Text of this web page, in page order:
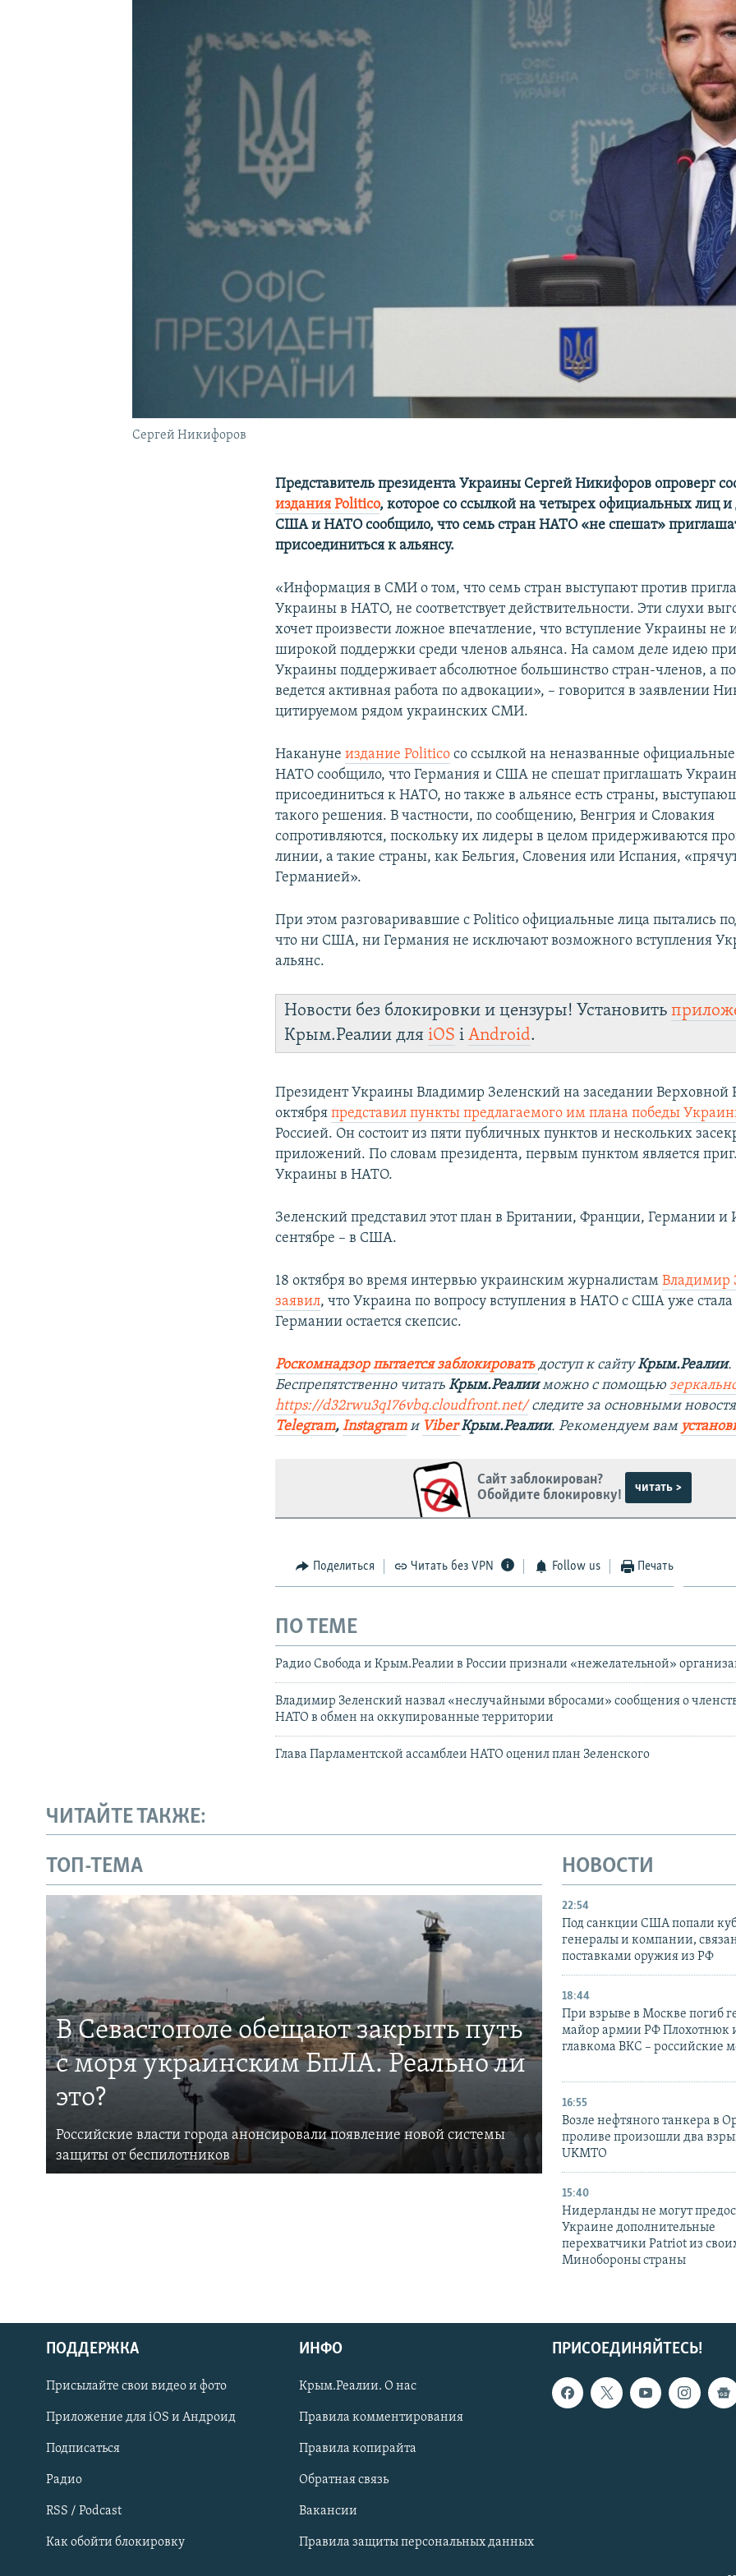
Українською
Qırımtatar
ПРИСОЕДИНЯЙТЕСЬ!
Сергей Никифоров
Представитель президента Украины Сергей Никифоров опроверг
издания Politico, которое со ссылкой на четырех официальных лиц
США и НАТО сообщило, что семь стран НАТО «не спешат»
присоединиться к альянсу.
«Информация в СМИ о том, что семь стран выступают против
Украины в НАТО, не соответствует действительности. Эти слухи
хочет произвести ложное впечатление, что вступление Украины не
широкой поддержки среди членов альянса. На самом деле идею
Украины поддерживает абсолютное большинство стран-членов, а
ведется активная работа по адвокации», – говорится в заявлении
цитируемом рядом украинских СМИ.
Наканунеиздание Politico со ссылкой на неназванные
НАТО сообщило, что Германия и США не спешат приглашать
присоединиться к НАТО, но также в альянсе есть страны,
такого решения. В частности, по сообщению, Венгрия и Словакия
сопротивляются, поскольку их лидеры в целом придерживаются
линии, а такие страны, как Бельгия, Словения или Испания,
Германией».
При этом разговаривавшие с Politico официальные лица пытались
что ни США, ни Германия не исключают возможного вступления
альянс.
Новости без блокировки и цензуры! Установить
Крым.Реалии дляiOS іAndroid.
Президент Украины Владимир Зеленский на заседании Верховной
октябряпредставил пункты предлагаемого им плана победы
Россией. Он состоит из пяти публичных пунктов и нескольких
приложений. По словам президента, первым пунктом является
Украины в НАТО.
Зеленский представил этот план в Британии, Франции, Германии и
сентябре – в США.
18 октября во время интервью украинским журналистамВладимир
заявил, что Украина по вопросу вступления в НАТО с США уже
Германии остается скепсис.
Роскомнадзор пытается заблокировать доступ к сайтуКрым.Реалии.
Беспрепятственно читатьКрым.Реалииможно с помощью
https://d32rwu3q176vbq.cloudfront.net/ следите за основными
Telegram,Instagramи Viber Крым.Реалии. Рекомендуем вам
Сайт заблокирован?
Обойдите блокировку!
читать >
Поделиться Читать без VPN Follow us Печать
ПО ТЕМЕ
Радио Свобода и Крым.Реалии в России признали «нежелательной»
Владимир Зеленский назвал «неслучайными вбросами» сообщения о
НАТО в обмен на оккупированные территории
Глава Парламентской ассамблеи НАТО оценил план Зеленского
ЧИТАЙТЕ ТАКЖЕ:
ТОП-ТЕМА
В Севастополе обещают закрыть путь
с моря украинским БпЛА. Реально ли
это?
Российские власти города анонсировали появление новой системы
защиты от беспилотников
НОВОСТИ
22:54
Под санкции США попали
генералы и компании,
поставками оружия из РФ
18:44
При взрыве в Москве погиб
майор армии РФ Плохотнюк
главкома ВКС – российские
16:55
Возле нефтяного танкера в
проливе произошли два
UKMTO
15:40
Нидерланды не могут
Украине дополнительные
перехватчики Patriot из
Минобороны страны
ПРИСОЕДИНЯЙТЕСЬ!
ПОДДЕРЖКА
Присылайте свои видео и фото
Приложение для iOS и Андроид
Подписаться
Радио
RSS / Podcast
Как обойти блокировку
ИНФО
Крым.Реалии. О нас
Правила комментирования
Правила копирайта
Обратная связь
Вакансии
Правила защиты персональных данных